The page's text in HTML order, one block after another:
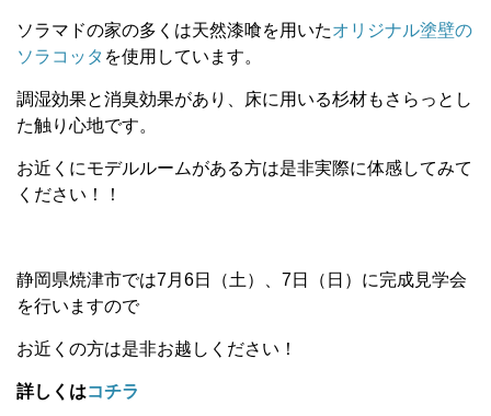
ソラマドの家の多くは天然漆喰を用いたオリジナル塗壁の
ソラコッタ を使用しています。
調湿効果と消臭効果があり、床に用いる杉材もさらっとし
た触り心地です。
お近くにモデルルームがある方は是非実際に体感してみて
ください！！
静岡県焼津市では7月6日（土）、7日（日）に完成見学会
を行いますので
お近くの方は是非お越しください！
詳しくはコチラ